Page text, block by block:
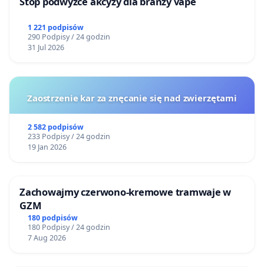
1 221 podpisów
290 Podpisy / 24 godzin
31 Jul 2026
Zaostrzenie kar za znęcanie się nad zwierzętami
2 582 podpisów
233 Podpisy / 24 godzin
19 Jan 2026
Zachowajmy czerwono-kremowe tramwaje w
GZM
180 podpisów
180 Podpisy / 24 godzin
7 Aug 2026